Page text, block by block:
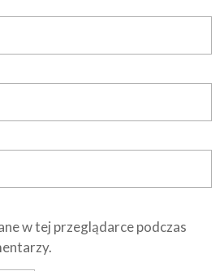
w tej przeglądarce podczas